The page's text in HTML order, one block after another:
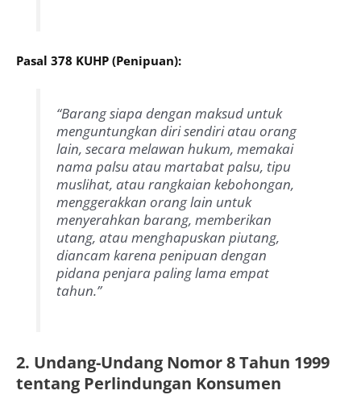
Pasal 378 KUHP (Penipuan):
“Barang siapa dengan maksud untuk
menguntungkan diri sendiri atau orang
lain, secara melawan hukum, memakai
nama palsu atau martabat palsu, tipu
muslihat, atau rangkaian kebohongan,
menggerakkan orang lain untuk
menyerahkan barang, memberikan
utang, atau menghapuskan piutang,
diancam karena penipuan dengan
pidana penjara paling lama empat
tahun.”
2. Undang-Undang Nomor 8 Tahun 1999
tentang Perlindungan Konsumen